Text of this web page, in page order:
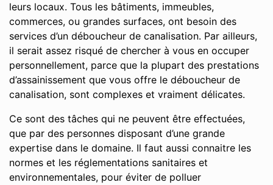
leurs locaux. Tous les bâtiments, immeubles,
commerces, ou grandes surfaces, ont besoin des
services d’un déboucheur de canalisation. Par ailleurs,
il serait assez risqué de chercher à vous en occuper
personnellement, parce que la plupart des prestations
d’assainissement que vous offre le déboucheur de
canalisation, sont complexes et vraiment délicates.
Ce sont des tâches qui ne peuvent être effectuées,
que par des personnes disposant d’une grande
expertise dans le domaine. Il faut aussi connaitre les
normes et les réglementations sanitaires et
environnementales, pour éviter de polluer